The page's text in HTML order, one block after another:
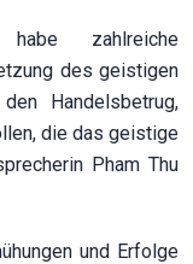
zahlreiche
des geistigen
Handelsbetrug,
die das geistige
Pham Thu
und Erfolge